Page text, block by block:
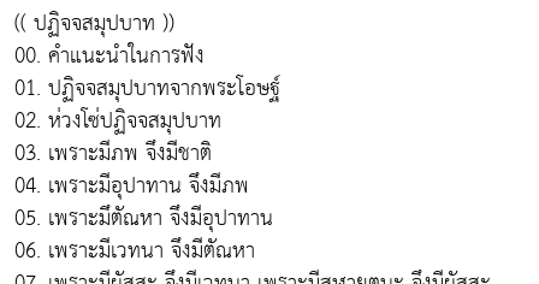
(( ปฏิจจสมุปบาท ))
00. คำแนะนำในการฟัง
01. ปฏิจจสมุปบาทจากพระโอษฐ์
02. ห่วงโซ่ปฏิจจสมุปบาท
03. เพราะมีภพ จึงมีชาติ
04. เพราะมีอุปาทาน จึงมีภพ
05. เพราะมึตัณหา จึงมีอุปาทาน
06. เพราะมีเวทนา จึงมีตัณหา